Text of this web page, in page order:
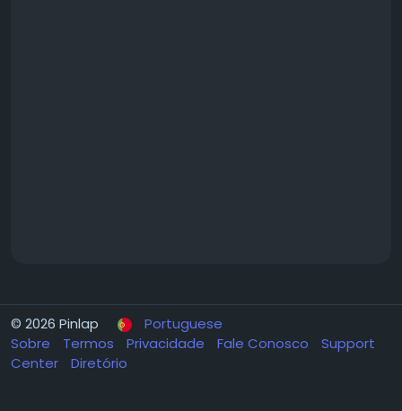
© 2026 Pinlap
Portuguese
Sobre
Termos Privacidade Fale Conosco
Support
Center
Diretório